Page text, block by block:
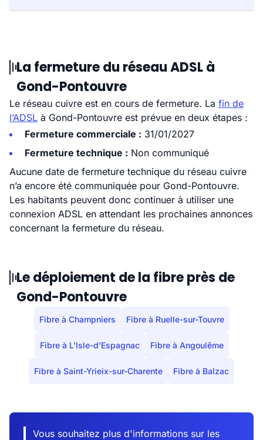
La fermeture du réseau ADSL à
Gond-Pontouvre
Le réseau cuivre est en cours de fermeture. La fin de
l’ADSL à Gond-Pontouvre est prévue en deux étapes :
Fermeture commerciale : 31/01/2027
Fermeture technique : Non communiqué
Aucune date de fermeture technique du réseau cuivre
n’a encore été communiquée pour Gond-Pontouvre.
Les habitants peuvent donc continuer à utiliser une
connexion ADSL en attendant les prochaines annonces
concernant la fermeture du réseau.
Le déploiement de la fibre près de
Gond-Pontouvre
Fibre à Champniers Fibre à Ruelle-sur-Touvre
Fibre à L'Isle-d'Espagnac Fibre à Angoulême
Fibre à Saint-Yrieix-sur-Charente Fibre à Balzac
Vous souhaitez plus d'informations sur les